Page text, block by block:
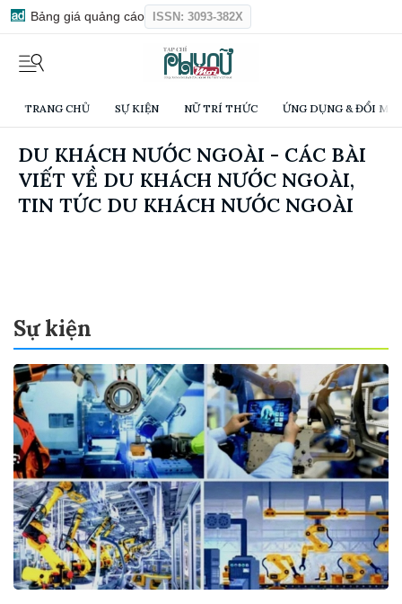
Bảng giá quảng cáo ISSN: 3093-382X
TRANG CHỦ SỰ KIỆN NỮ TRÍ THỨC ỨNG DỤNG & ĐỔI
DU KHÁCH NƯỚC NGOÀI - CÁC BÀI
VIẾT VỀ DU KHÁCH NƯỚC NGOÀI,
TIN TỨC DU KHÁCH NƯỚC NGOÀI
Sự kiện